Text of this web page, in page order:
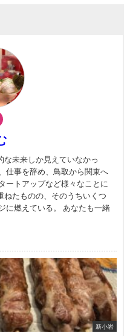
な未来しか見えていなかっ
仕事を辞め、鳥取から関東へ
ートアップなど様々なことに
ねたものの、そのうちいくつ
に燃えている。 あなたも一緒
新小岩